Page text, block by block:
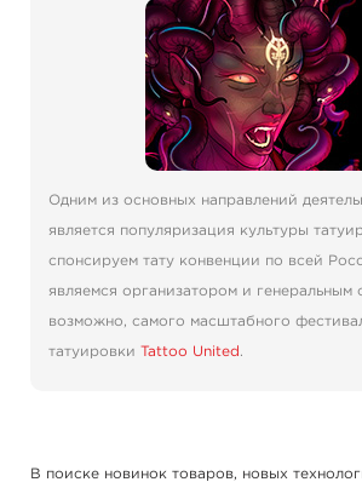
Одним из основных направлений
является популяризация культуры
спонсируем тату конвенции по всей
являемся организатором и генеральным
возможно, самого масштабного
татуировки Tattoo United .
В поиске новинок товаров, новых